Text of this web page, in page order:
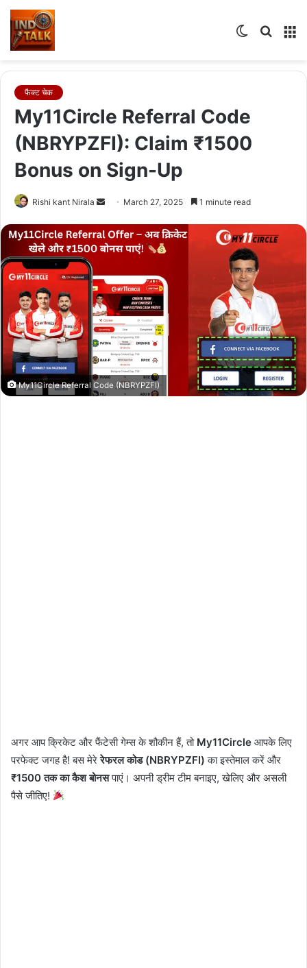
Search
Switch
फैक्ट चेक
My11Circle Referral Code
(NBRYPZFI): Claim ₹1500
Bonus on Sign-Up
Rishi kant Nirala
Send
email
March 27, 2025 1 minute read
My11Circle Referral Code (NBRYPZFI)
अगर आप क्रिकेट और फैंटेसी गेम्स के शौकीन हैं, तो My11Circle आपके लिए
परफेक्ट जगह है! बस मेरेरेफरल कोड (NBRYPZFI) का इस्तेमाल करें और
₹1500 तक का कैश बोनसपाएं। अपनी ड्रीम टीम बनाइए, खेलिए और असली
पैसे जीतिए!